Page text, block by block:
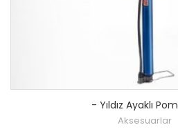
- Yıldız Ayaklı
Aksesuarlar